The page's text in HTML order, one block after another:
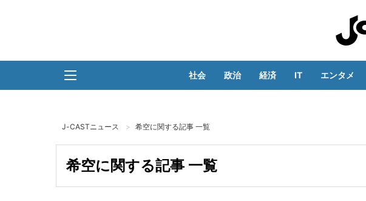
社会 政治 経済 IT エンタメ
J-CASTニュース 希空に関する記事 一覧
希空に関する記事 一覧